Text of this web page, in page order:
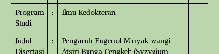
Program
Studi
: Ilmu Kedokteran
Judul
Disertasi
:
Pengaruh Eugenol Minyak wangi
Atsiri Bunga Cengkeh (Syzygium